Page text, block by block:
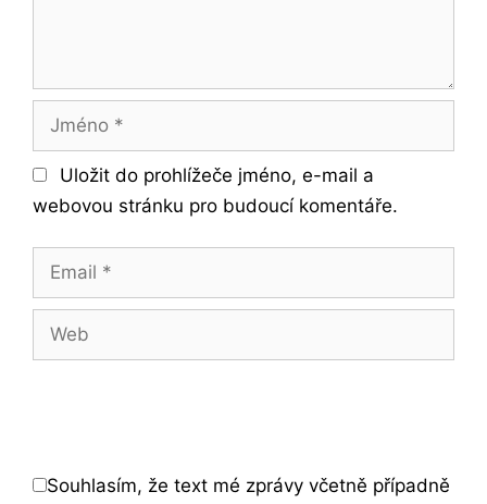
Jméno
Uložit do prohlížeče jméno, e-mail a
webovou stránku pro budoucí komentáře.
Email
Web
Souhlasím, že text mé zprávy včetně případně